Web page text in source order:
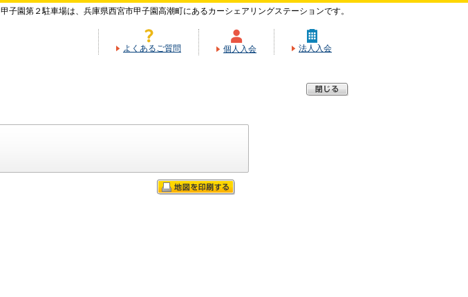
甲子園第２駐車場は、兵庫県西宮市甲子園高潮町にあるカーシェアリングステーションです。
よくあるご質問 個人入会 法人入会